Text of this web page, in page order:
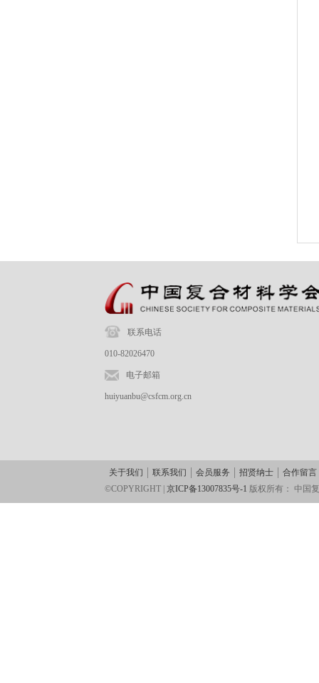
联系电话
010-82026470
电子邮箱
huiyuanbu@csfcm.org.cn
关于我们 联系我们 会员服务 招贤纳士
合作留言
©COPYRIGHT | 京ICP备13007835号-1 版权所有： 中国